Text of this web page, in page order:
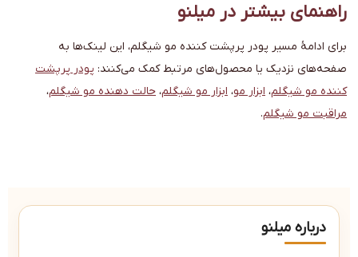
راهنمای بیشتر در میلنو
برای ادامهٔ مسیر پودر پرپشت کننده مو شیگلم، این لینک‌ها به
صفحه‌های نزدیک یا محصول‌های مرتبط کمک می‌کنند: پودر پرپشت
کننده مو شیگلم، ابزار مو، ابزار مو شیگلم، حالت دهنده مو شیگلم،
مراقبت مو شیگلم.
درباره میلنو